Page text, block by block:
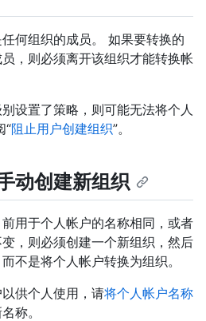
何组织的成员。 如果要转换的
，则必须离开该组织才能转换帐
设置了策略，则可能无法将个人
“阻止用户创建组织”。
动创建新组织
用于个人帐户的名称相同，或者
，则必须创建一个新组织，然后
不是将个人帐户转换为组织。
供个人使用，请将个人帐户名称
称。